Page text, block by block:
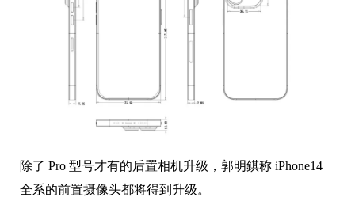
除了 Pro 型号才有的后置相机升级，郭明錤称 iPhone14
全系的前置摄像头都将得到升级。